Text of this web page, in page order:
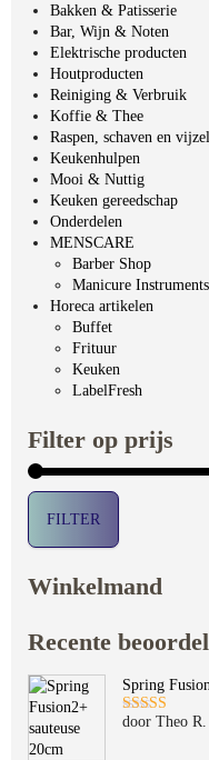
Bakken & Patisserie
Bar, Wijn & Noten
Elektrische producten
Houtproducten
Reiniging & Verbruik
Koffie & Thee
Raspen, schaven en
Keukenhulpen
Mooi & Nuttig
Keuken gereedschap
Onderdelen
MENSCARE
Barber Shop
Manicure Instruments
Horeca artikelen
Buffet
Frituur
Keuken
LabelFresh
Filter op prijs
FILTER
Winkelmand
Recente
Spring
Gewaardeerd
door Theo R.